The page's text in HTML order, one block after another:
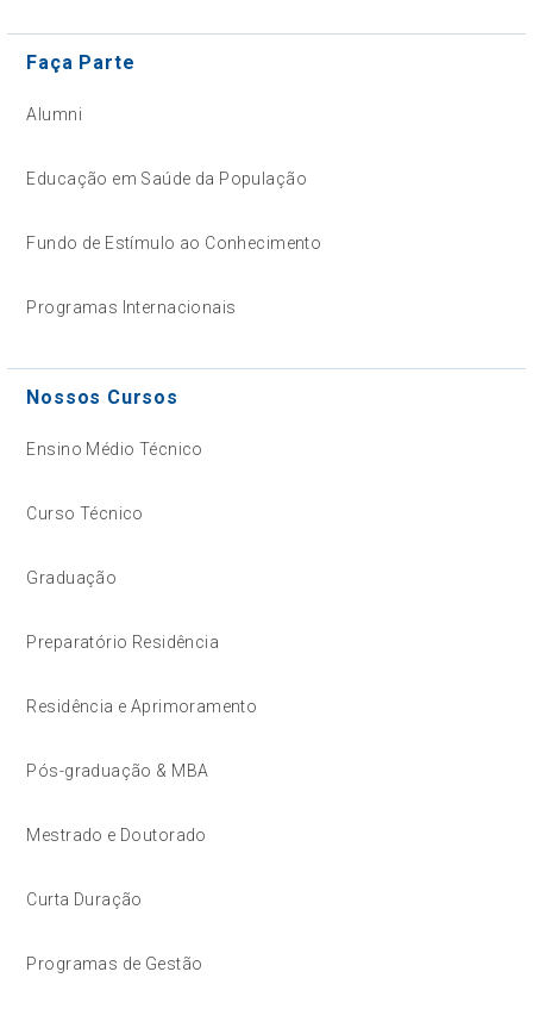
Faça Parte
Alumni
Educação em Saúde da População
Fundo de Estímulo ao Conhecimento
Programas Internacionais
Nossos Cursos
Ensino Médio Técnico
Curso Técnico
Graduação
Preparatório Residência
Residência e Aprimoramento
Pós-graduação & MBA
Mestrado e Doutorado
Curta Duração
Programas de Gestão